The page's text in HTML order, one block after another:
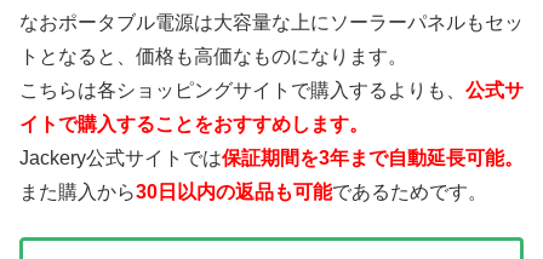
なおポータブル電源は大容量な上にソーラーパネルもセッ
トとなると、価格も高価なものになります。
こちらは各ショッピングサイトで購入するよりも、 公式サ
イトで購入することをおすすめします。
Jackery公式サイトでは保証期間を3年まで自動延長可能。
また購入から30日以内の返品も可能であるためです。